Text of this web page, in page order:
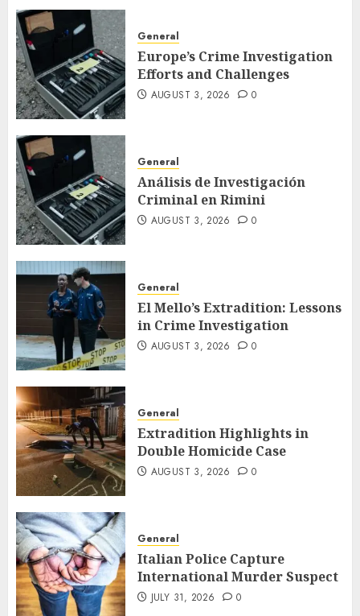
General
Europe’s Crime Investigation
Efforts and Challenges
AUGUST 3, 2026 0
General
Análisis de Investigación
Criminal en Rimini
AUGUST 3, 2026 0
General
El Mello’s Extradition: Lessons
in Crime Investigation
AUGUST 3, 2026 0
General
Extradition Highlights in
Double Homicide Case
AUGUST 3, 2026 0
General
Italian Police Capture
International Murder Suspect
JULY 31, 2026 0